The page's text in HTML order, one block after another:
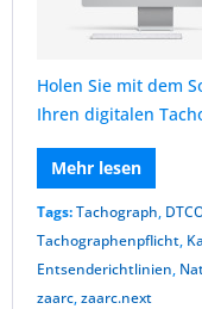
Holen Sie mit dem
Ihren digitalen
Mehr lesen
Tags:Tachograph,
Tachographenpflicht,
Entsenderichtlinien,
zaarc,zaarc.next